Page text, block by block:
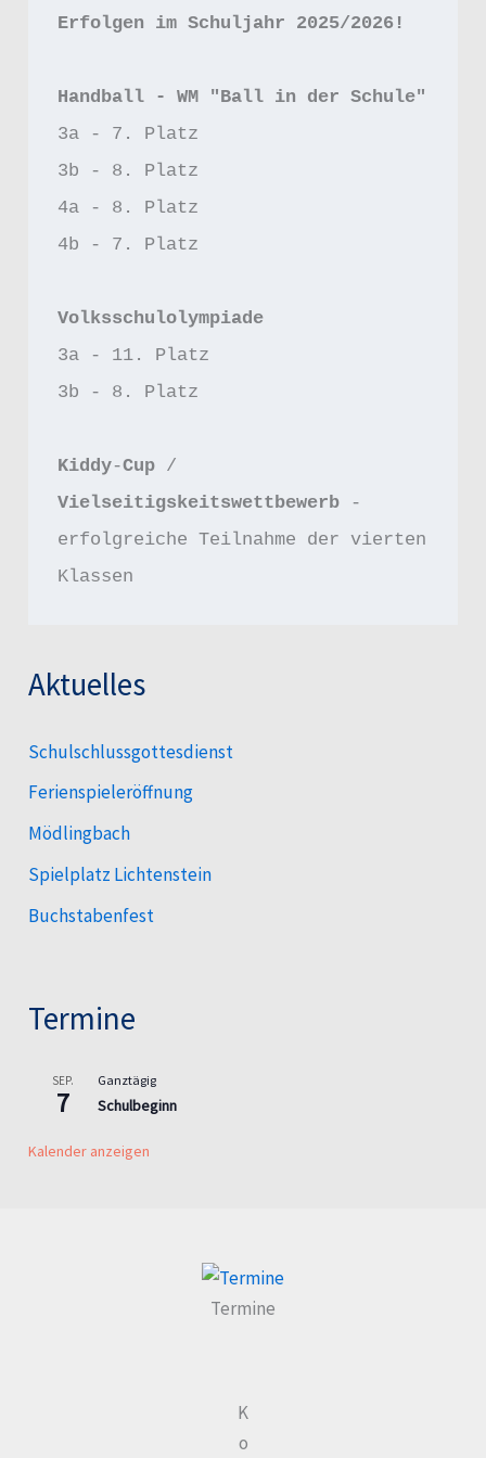
Erfolgen im Schuljahr 2025/2026!
Handball - WM "Ball in der Schule"
3a - 7. Platz
3b - 8. Platz
4a - 8. Platz
4b - 7. Platz
Volksschulolympiade
3a - 11. Platz
3b - 8. Platz
Kiddy-Cup
Vielseitigskeitswettbewerb -
erfolgreiche Teilnahme der vierten
Klassen
Aktuelles
Schulschlussgottesdienst
Ferienspieleröffnung
Mödlingbach
Spielplatz Lichtenstein
Buchstabenfest
Termine
SEP.
7
Ganztägig
Schulbeginn
Kalender anzeigen
Termine
K
o